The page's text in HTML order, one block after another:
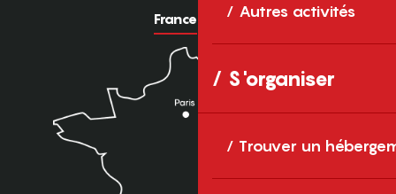
Autres activités
S'organiser
Trouver un
France Europe